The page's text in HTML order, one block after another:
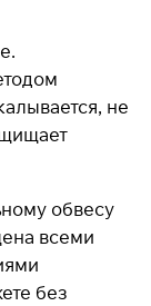
не
обвесу
всеми
без